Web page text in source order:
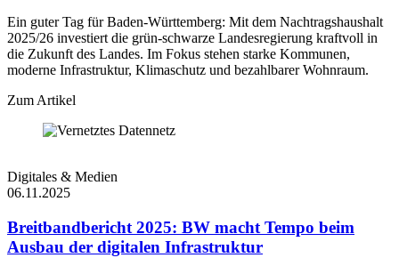
Ein guter Tag für Baden-Württemberg: Mit dem Nachtragshaushalt
2025/26 investiert die grün-schwarze Landesregierung kraftvoll in
die Zukunft des Landes. Im Fokus stehen starke Kommunen,
moderne Infrastruktur, Klimaschutz und bezahlbarer Wohnraum.
Zum Artikel
Digitales & Medien
06.11.2025
Breitbandbericht 2025: BW macht Tempo beim
Ausbau der digitalen Infrastruktur